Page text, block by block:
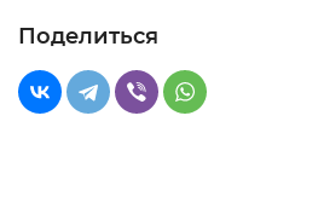
Поделиться